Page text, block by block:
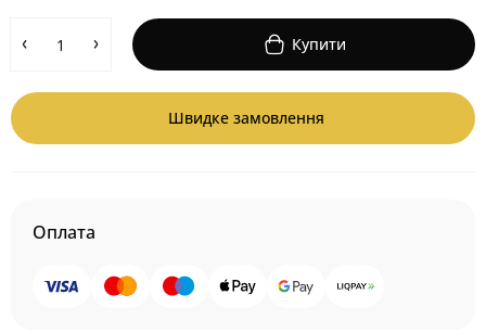
Купити
Швидке замовлення
Оплата